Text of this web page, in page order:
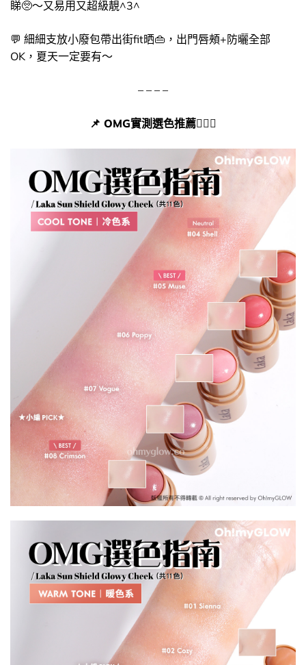
睇​🥺​～又易用又超級靚^3^
💬 細細支放小廢包帶出街fit晒​👜​，出門唇頰+防曬全部
OK，夏天一定要有～
– – – –
📌​ OMG實測選色推薦🙆🏻‍♀️​